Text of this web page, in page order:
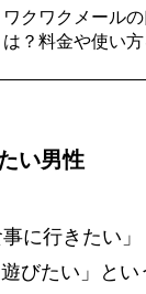
ワクワクメール
は？料金や使い方
い男性
事に行きたい
びたい」とい